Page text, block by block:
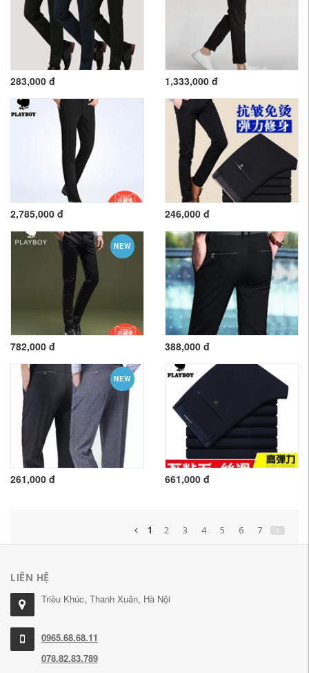
283,000 đ 1,333,000 đ
2,785,000 đ 246,000 đ
NEW
782,000 đ 388,000 đ
NEW
261,000 đ 661,000 đ
1 2 3 4 5 6 7
LIÊN HỆ
Triều Khúc, Thanh Xuân, Hà Nội
0965.68.68.11
078.82.83.789